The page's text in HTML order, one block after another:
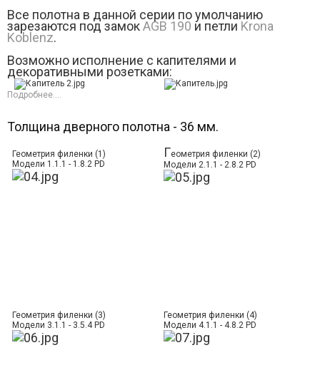
Все полотна в данной серии по умолчанию
зарезаются под замокAGB 190 и петли Krona
Koblenz.
Возможно исполнение с капителями и
декоративными розетками:
Подробнее....
Толщина дверного полотна - 36 мм.
Геометрия филенки (1)
Модели 1.1.1 - 1.8.2 PD
Геометрия филенки (2)
Модели 2.1.1 - 2.8.2 PD
Геометрия филенки (3)
Модели 3.1.1 - 3.5.4 PD
Геометрия филенки (4)
Модели 4.1.1 - 4.8.2 PD